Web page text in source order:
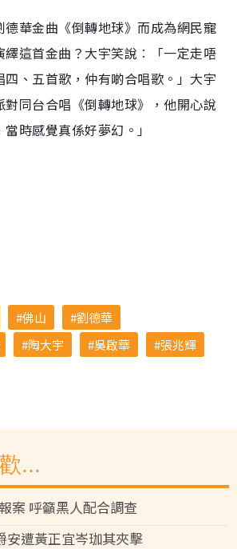
德華金曲《倒轉地球》而成為網民寵
繹這首金曲？大宇笑說︰「一定走唔
四、五首歌，仲有啲合唱歌。」大宇
對同台合唱《倒轉地球》，他開心說
時感覺真係好夢幻。」
佛山
劉德華
陶大宇 吳啟華
張兆輝
...
案 呼籲黑人配合調查
安遭黃正宜岑珈其夾擊